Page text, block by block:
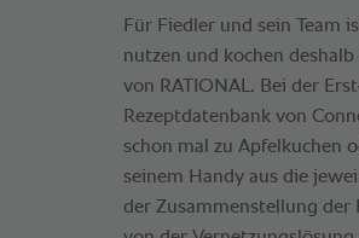
Für Fiedler und sein Team
nutzen und kochen
von RATIONAL. Bei der
Rezeptdatenbank von
schon mal zu Apfelkuchen
seinem Handy aus die
der Zusammenstellung